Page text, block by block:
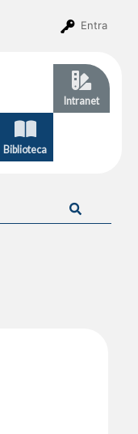
Entra
Intranet
Biblioteca
Cerca